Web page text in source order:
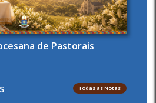
de Pastorais
Todas as Notas